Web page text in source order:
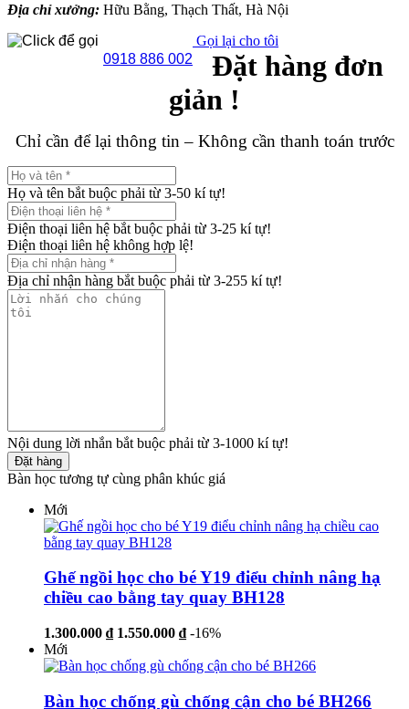
Địa chỉ xưởng: Hữu Bằng, Thạch Thất, Hà Nội
0918 886 002
Gọi lại cho tôi
Đặt hàng đơn
giản !
Chỉ cần để lại thông tin – Không cần thanh toán trước
Họ và tên bắt buộc phải từ 3-50 kí tự!
Điện thoại liên hệ bắt buộc phải từ 3-25 kí tự!
Điện thoại liên hệ không hợp lệ!
Địa chỉ nhận hàng bắt buộc phải từ 3-255 kí tự!
Nội dung lời nhắn bắt buộc phải từ 3-1000 kí tự!
Đặt hàng
Bàn học tương tự cùng phân khúc giá
Mới
Ghế ngồi học cho bé Y19 điểu chỉnh nâng hạ
chiều cao bằng tay quay BH128
1.300.000 ₫ 1.550.000 ₫ -16%
Mới
Bàn học chống gù chống cận cho bé BH266